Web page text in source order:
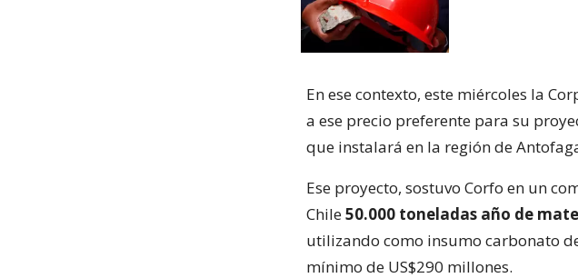
En ese contexto, este miércoles la
a ese precio preferente para su
que instalará en la región de
Ese proyecto, sostuvo Corfo en un
Chile50.000 toneladas año de
utilizando como insumo carbonato
mínimo de US$290 millones.